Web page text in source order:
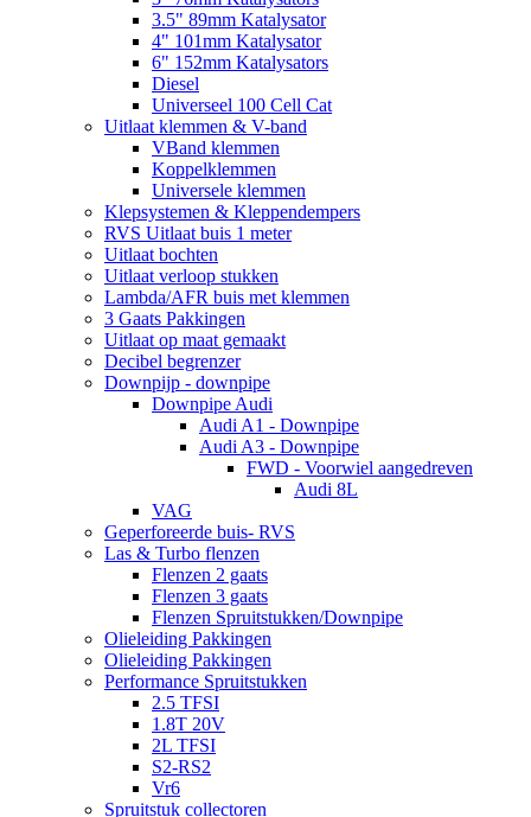
3.5" 89mm Katalysator
4" 101mm Katalysator
6" 152mm Katalysators
Diesel
Universeel 100 Cell Cat
Uitlaat klemmen & V-band
VBand klemmen
Koppelklemmen
Universele klemmen
Klepsystemen & Kleppendempers
RVS Uitlaat buis 1 meter
Uitlaat bochten
Uitlaat verloop stukken
Lambda/AFR buis met klemmen
3 Gaats Pakkingen
Uitlaat op maat gemaakt
Decibel begrenzer
Downpijp - downpipe
Downpipe Audi
Audi A1 - Downpipe
Audi A3 - Downpipe
FWD - Voorwiel aangedreven
Audi 8L
VAG
Geperforeerde buis- RVS
Las & Turbo flenzen
Flenzen 2 gaats
Flenzen 3 gaats
Flenzen Spruitstukken/Downpipe
Olieleiding Pakkingen
Olieleiding Pakkingen
Performance Spruitstukken
2.5 TFSI
1.8T 20V
2L TFSI
S2-RS2
Vr6
Spruitstuk collectoren